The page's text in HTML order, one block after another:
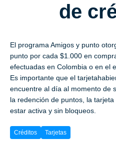
de
El programa Amigos y punto
punto por cada $1.000 en
efectuadas en Colombia o en el
Es importante que el
encuentre al día al momento de
la redención de puntos, la tarjeta
estar activa y sin bloqueos.
Créditos Tarjetas